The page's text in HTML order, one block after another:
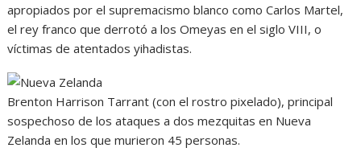
apropiados por el supremacismo blanco como Carlos Martel,
el rey franco que derrotó a los Omeyas en el siglo VIII, o
víctimas de atentados yihadistas.
Brenton Harrison Tarrant (con el rostro pixelado), principal
sospechoso de los ataques a dos mezquitas en Nueva
Zelanda en los que murieron 45 personas.